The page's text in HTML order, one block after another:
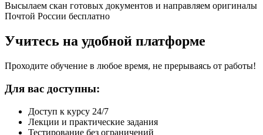
Высылаем скан готовых документов и направляем оригиналы
Почтой России бесплатно
Учитесь на удобной платформе
Проходите обучение в любое время, не прерываясь от работы!
Для вас доступны:
Доступ к курсу 24/7
Лекции и практические задания
Тестирование без ограничений